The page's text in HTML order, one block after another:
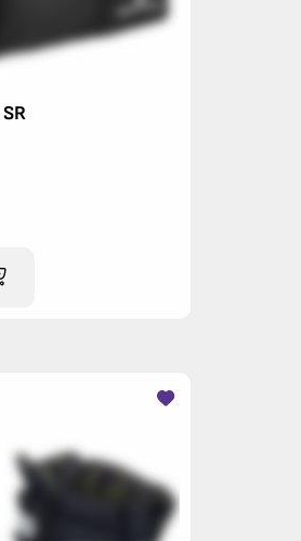
WARENKORB